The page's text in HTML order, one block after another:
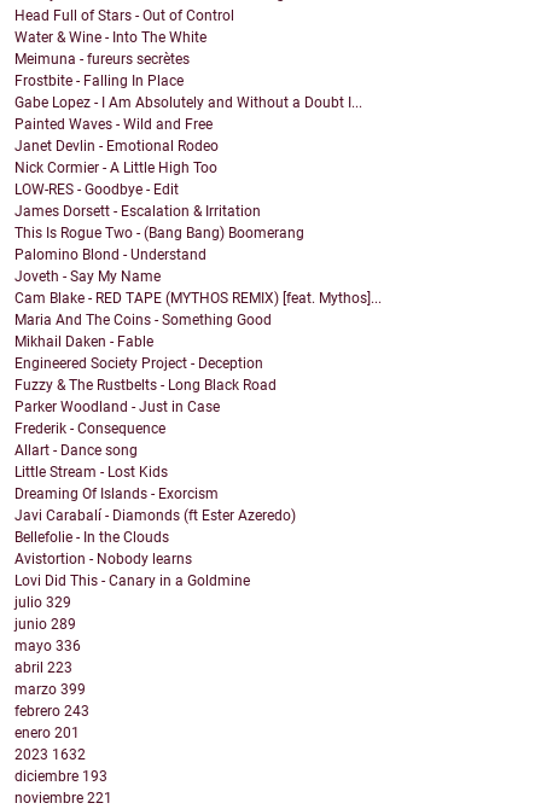
Head Full of Stars - Out of Control
Water & Wine - Into The White
Meimuna - fureurs secrètes
Frostbite - Falling In Place
Gabe Lopez - I Am Absolutely and Without a Doubt I...
Painted Waves - Wild and Free
Janet Devlin - Emotional Rodeo
Nick Cormier - A Little High Too
LOW-RES - Goodbye - Edit
James Dorsett - Escalation & Irritation
This Is Rogue Two - (Bang Bang) Boomerang
Palomino Blond - Understand
Joveth - Say My Name
Cam Blake - RED TAPE (MYTHOS REMIX) [feat. Mythos]...
Maria And The Coins - Something Good
Mikhail Daken - Fable
Engineered Society Project - Deception
Fuzzy & The Rustbelts - Long Black Road
Parker Woodland - Just in Case
Frederik - Consequence
Allart - Dance song
Little Stream - Lost Kids
Dreaming Of Islands - Exorcism
Javi Carabalí - Diamonds (ft Ester Azeredo)
Bellefolie - In the Clouds
Avistortion - Nobody learns
Lovi Did This - Canary in a Goldmine
julio 329
junio 289
mayo 336
abril 223
marzo 399
febrero 243
enero 201
2023 1632
diciembre 193
noviembre 221